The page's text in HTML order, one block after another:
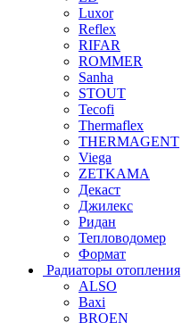
Luxor
Reflex
RIFAR
ROMMER
Sanha
STOUT
Tecofi
Thermaflex
THERMAGENT
Viega
ZETKAMA
Декаст
Джилекс
Ридан
Тепловодомер
Формат
Радиаторы отопления
ALSO
Baxi
BROEN